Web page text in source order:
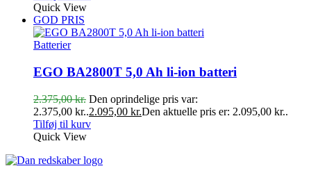
Quick View
GOD PRIS
Batterier
EGO BA2800T 5,0 Ah li-ion batteri
2.375,00kr. Den oprindelige pris var:
2.375,00 kr..2.095,00 kr.Den aktuelle pris er: 2.095,00 kr..
Tilføj til kurv
Quick View